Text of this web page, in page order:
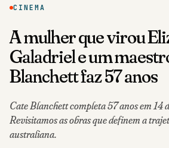
CINEMA
A mulher que virou
Galadriel e um
Blanchett faz 57 anos
Cate Blanchett completa 57 anos em 14
Revisitamos as obras que definem a
australiana.